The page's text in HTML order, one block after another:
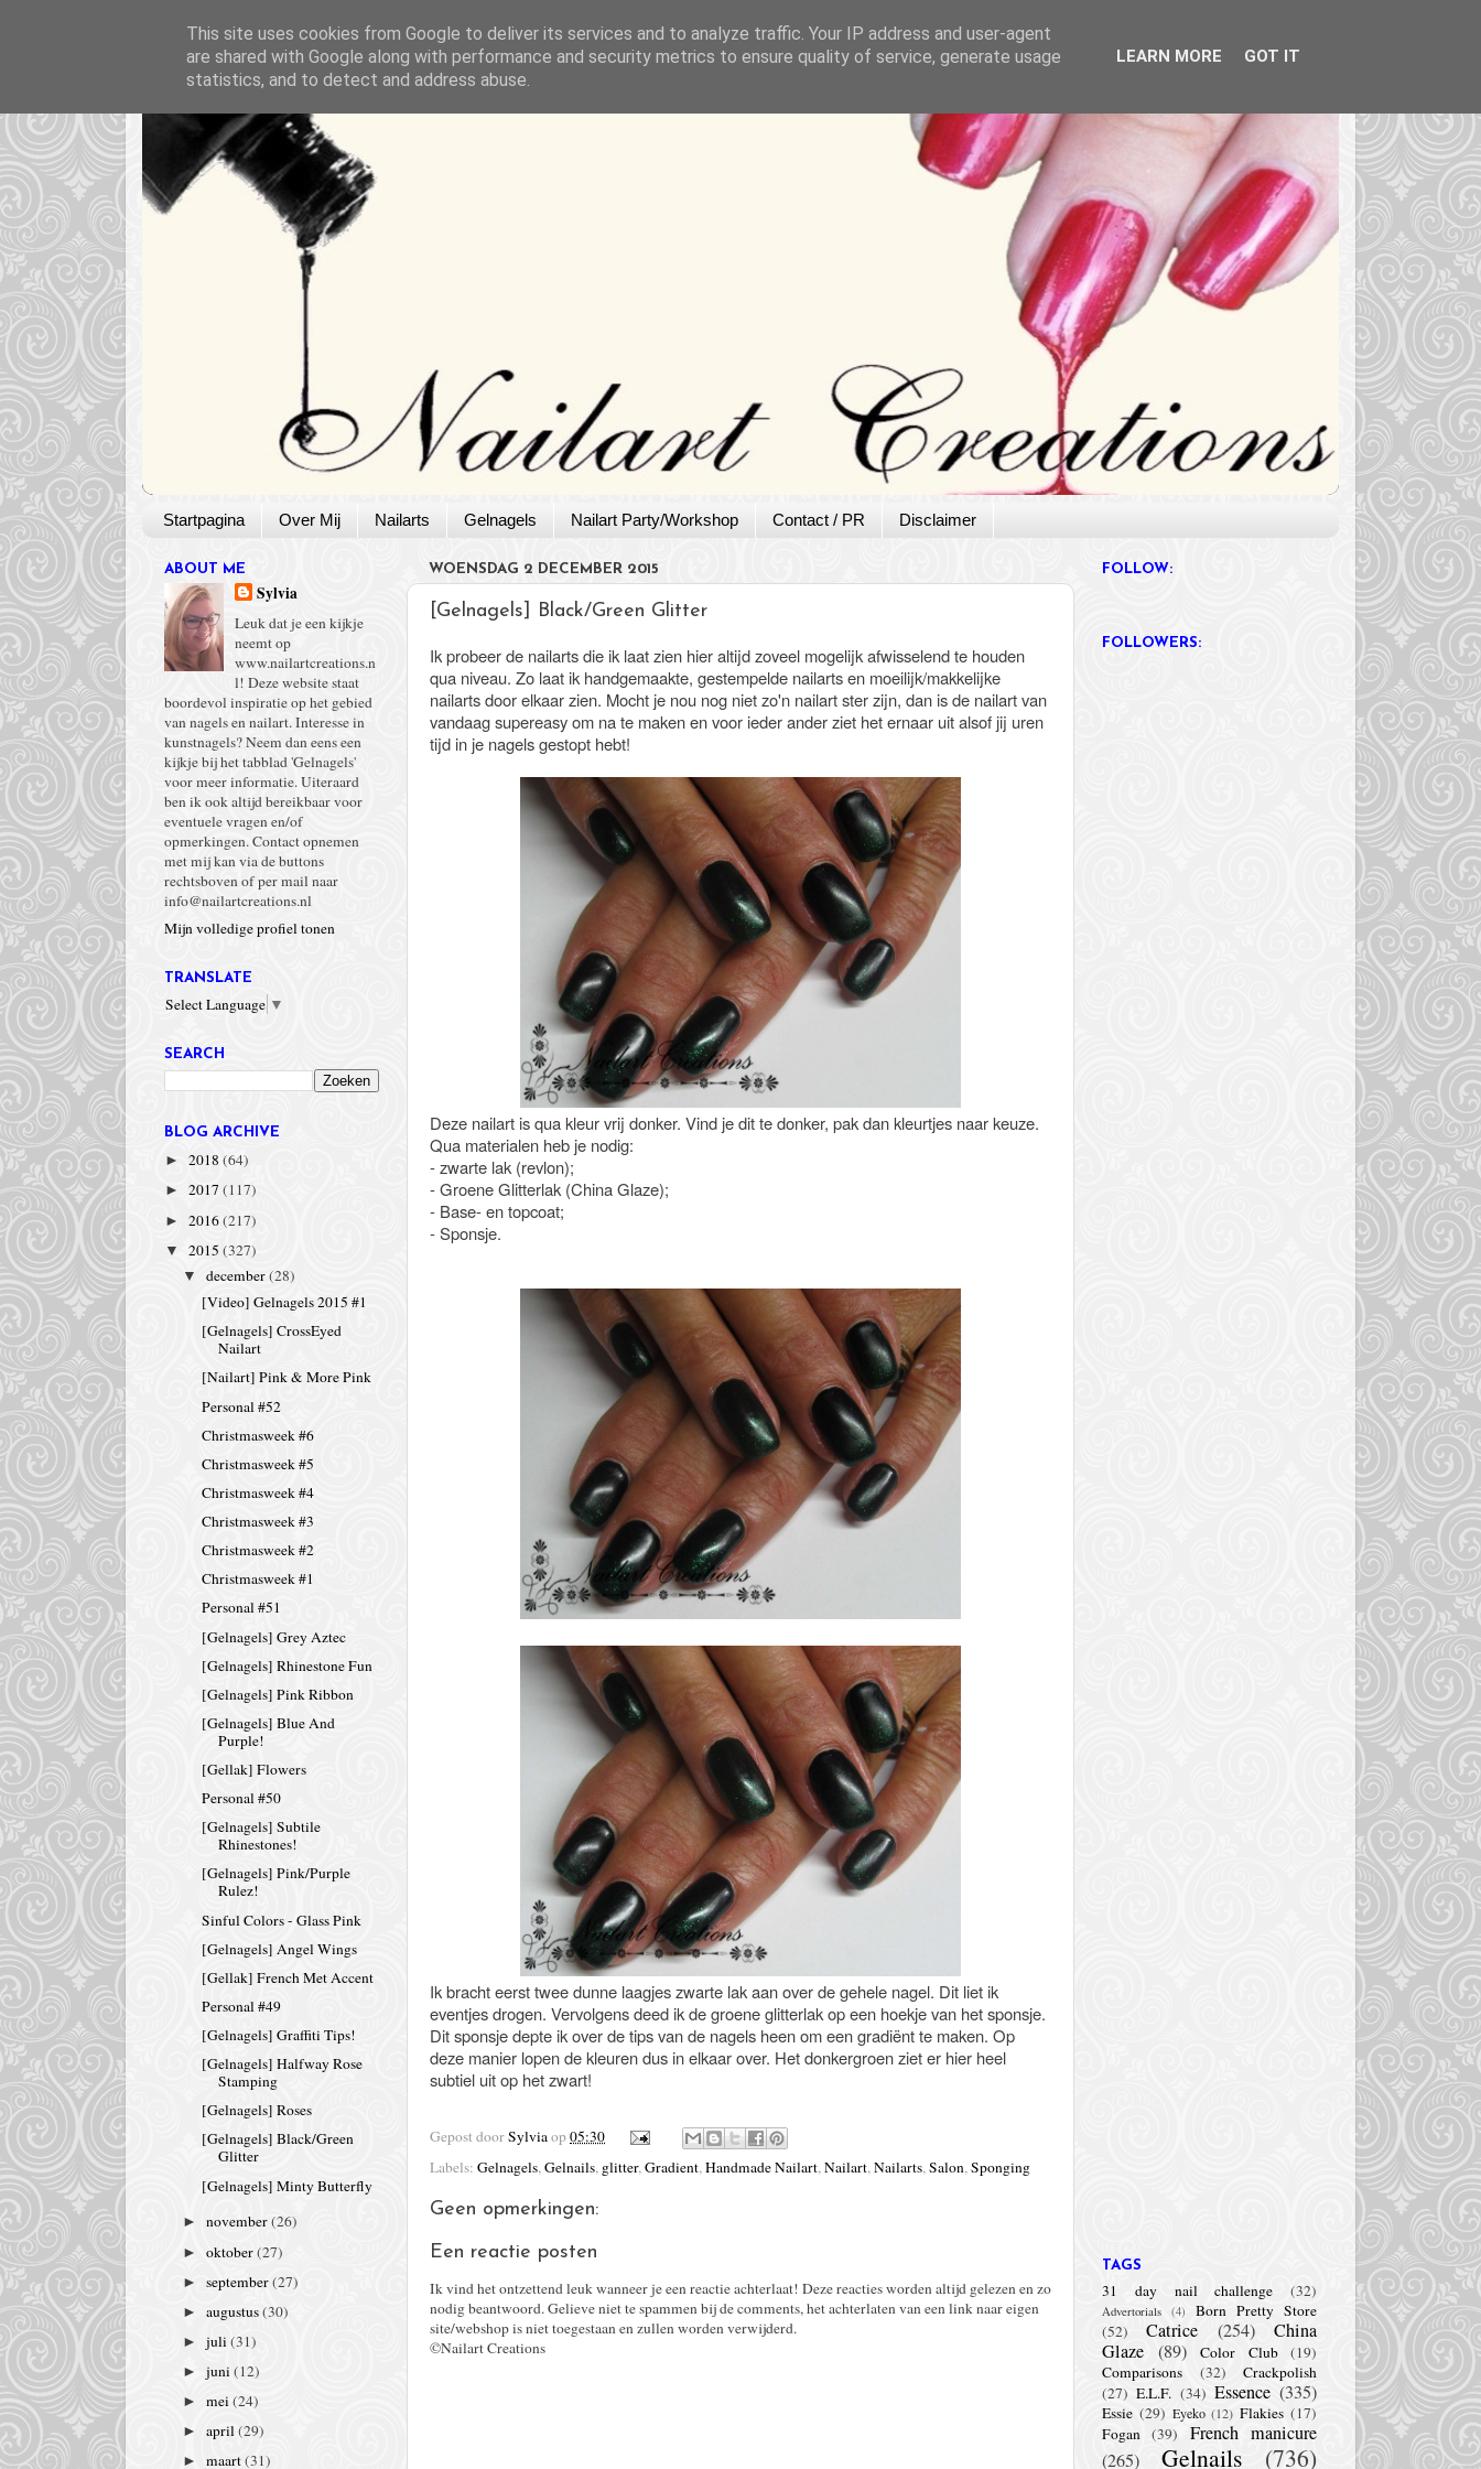
Startpagina Over Mij Nailarts Gelnagels Nailart Party/Workshop Contact / PR Disclaimer
WOENSDAG 2 DECEMBER 2015
[Gelnagels] Black/Green Glitter
Ik probeer de nailarts die ik laat zien hier altijd zoveel mogelijk afwisselend te houden
qua niveau. Zo laat ik handgemaakte, gestempelde nailarts en moeilijk/makkelijke
nailarts door elkaar zien. Mocht je nou nog niet zo'n nailart ster zijn, dan is de nailart van
vandaag supereasy om na te maken en voor ieder ander ziet het ernaar uit alsof jij uren
tijd in je nagels gestopt hebt!
Deze nailart is qua kleur vrij donker. Vind je dit te donker, pak dan kleurtjes naar keuze.
Qua materialen heb je nodig:
- zwarte lak (revlon);
- Groene Glitterlak (China Glaze);
- Base- en topcoat;
- Sponsje.
Ik bracht eerst twee dunne laagjes zwarte lak aan over de gehele nagel. Dit liet ik
eventjes drogen. Vervolgens deed ik de groene glitterlak op een hoekje van het sponsje.
Dit sponsje depte ik over de tips van de nagels heen om een gradiënt te maken. Op
deze manier lopen de kleuren dus in elkaar over. Het donkergroen ziet er hier heel
subtiel uit op het zwart!
Gepost doorSylviaop05:30
Labels: Gelnagels,Gelnails, glitter,Gradient,Handmade Nailart,Nailart,Nailarts,Salon,Sponging
Geen opmerkingen:
Een reactie posten
Ik vind het ontzettend leuk wanneer je een reactie achterlaat! Deze reacties worden altijd gelezen en zo
nodig beantwoord. Gelieve niet te spammen bij de comments, het achterlaten van een link naar eigen
site/webshop is niet toegestaan en zullen worden verwijderd.
©Nailart Creations
ABOUT ME
Sylvia
Leuk dat je een kijkje
neemt op
www.nailartcreations.n
l! Deze website staat
boordevol inspiratie op het gebied
van nagels en nailart. Interesse in
kunstnagels? Neem dan eens een
kijkje bij het tabblad 'Gelnagels'
voor meer informatie. Uiteraard
ben ik ook altijd bereikbaar voor
eventuele vragen en/of
opmerkingen. Contact opnemen
met mij kan via de buttons
rechtsboven of per mail naar
info@nailartcreations.nl
Mijn volledige profiel tonen
TRANSLATE
Select Language ▼
SEARCH
BLOG ARCHIVE
► 2018 (64)
► 2017 (117)
► 2016(217)
▼ 2015 (327)
▼december(28)
[Video] Gelnagels 2015 #1
[Gelnagels] CrossEyed
Nailart
[Nailart] Pink & More Pink
Personal #52
Christmasweek #6
Christmasweek #5
Christmasweek #4
Christmasweek #3
Christmasweek #2
Christmasweek #1
Personal #51
[Gelnagels] Grey Aztec
[Gelnagels] Rhinestone Fun
[Gelnagels] Pink Ribbon
[Gelnagels] Blue And
Purple!
[Gellak] Flowers
Personal #50
[Gelnagels] Subtile
Rhinestones!
[Gelnagels] Pink/Purple
Rulez!
Sinful Colors - Glass Pink
[Gelnagels] Angel Wings
[Gellak] French Met Accent
Personal #49
[Gelnagels] Graffiti Tips!
[Gelnagels] Halfway Rose
Stamping
[Gelnagels] Roses
[Gelnagels] Black/Green
Glitter
[Gelnagels] Minty Butterfly
►november(26)
►oktober(27)
►september(27)
►augustus(30)
►juli(31)
►juni(12)
►mei(24)
►april(29)
►maart(31)
FOLLOW:
FOLLOWERS:
TAGS
31 day nail challenge (32)
Advertorials (4)
Born Pretty Store
(52)
Catrice (254)
China
Glaze (89) Color Club
(19)
Comparisons
(32)
Crackpolish
(27) E.L.F. (34) Essence (335)
Essie (29) Eyeko (12) Flakies (17)
Fogan (39)
French manicure
(265)
Gelnails (736)
This site uses cookies from Google to deliver its services and to analyze traffic. Your IP address and user-agent
are shared with Google along with performance and security metrics to ensure quality of service, generate usage
statistics, and to detect and address abuse.
LEARN MORE GOT IT